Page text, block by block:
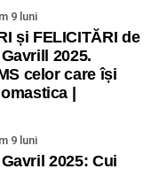
9 luni
și FELICITĂRI de
2025.
celor care își
|
9 luni
2025: Cui